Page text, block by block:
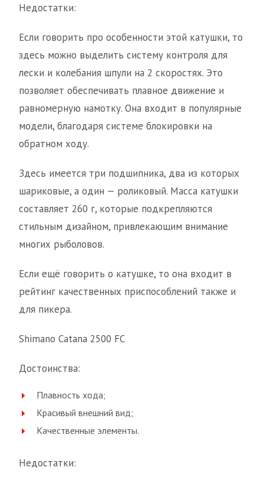
Недостатки:
Если говорить про особенности этой катушки, то
здесь можно выделить систему контроля для
лески и колебания шпули на 2 скоростях. Это
позволяет обеспечивать плавное движение и
равномерную намотку. Она входит в популярные
модели, благодаря системе блокировки на
обратном ходу.
Здесь имеется три подшипника, два из которых
шариковые, а один — роликовый. Масса катушки
составляет 260 г, которые подкрепляются
стильным дизайном, привлекающим внимание
многих рыболовов.
Если ещё говорить о катушке, то она входит в
рейтинг качественных приспособлений также и
для пикера.
Shimano Catana 2500 FC
Достоинства:
Плавность хода;
Красивый внешний вид;
Качественные элементы.
Недостатки: